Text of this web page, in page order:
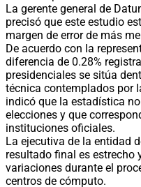
La gerente general de
precisó que este estudio
margen de error de más
De acuerdo con la
diferencia de 0.28%
presidenciales se sitúa
técnica contemplados por
indicó que la estadística
elecciones y que
instituciones oficiales.
La ejecutiva de la entidad
resultado final es estrecho
variaciones durante el
centros de cómputo.